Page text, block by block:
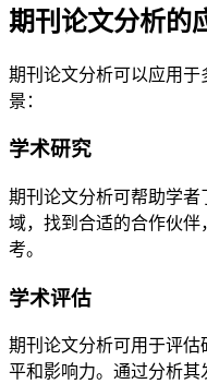
期刊论文分析的
期刊论文分析可以应用
景：
学术研究
期刊论文分析可帮助学
域，找到合适的合作伙
考。
学术评估
期刊论文分析可用于评
平和影响力。通过分析